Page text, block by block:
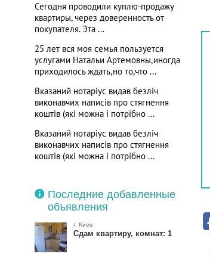
Сегодня проводили куплю-продажу
квартиры, через доверенность от
покупателя. Эта ...
25 лет вся моя семья пользуется
услугами Натальи Артемовны,иногда
приходилось ждать,но то,что ...
Вказаний нотаріус видав безліч
виконавчих написів про стягнення
коштів (які можна і потрібно ...
Вказаний нотаріус видав безліч
виконавчих написів про стягнення
коштів (які можна і потрібно ...
Последние добавленные
объявления
г. Киев
Сдам квартиру, комнат: 1